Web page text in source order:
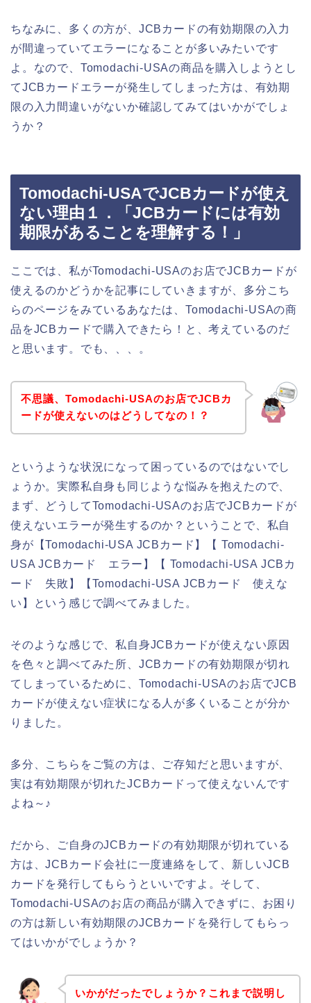
ちなみに、多くの方が、JCBカードの有効期限の入力
が間違っていてエラーになることが多いみたいです
よ。なので、Tomodachi-USAの商品を購入しようとし
てJCBカードエラーが発生してしまった方は、有効期
限の入力間違いがないか確認してみてはいかがでしょ
うか？
Tomodachi-USAでJCBカードが使え
ない理由１．「JCBカードには有効
期限があることを理解する！」
ここでは、私がTomodachi-USAのお店でJCBカードが
使えるのかどうかを記事にしていきますが、多分こち
らのページをみているあなたは、Tomodachi-USAの商
品をJCBカードで購入できたら！と、考えているのだ
と思います。でも、、、。
不思議、Tomodachi-USAのお店でJCBカ
ードが使えないのはどうしてなの！？
というような状況になって困っているのではないでし
ょうか。実際私自身も同じような悩みを抱えたので、
まず、どうしてTomodachi-USAのお店でJCBカードが
使えないエラーが発生するのか？ということで、私自
身が【Tomodachi-USA JCBカード】【 Tomodachi-
USA JCBカード エラー】【 Tomodachi-USA JCBカ
ード 失敗】【Tomodachi-USA JCBカード 使えな
い】という感じで調べてみました。
そのような感じで、私自身JCBカードが使えない原因
を色々と調べてみた所、JCBカードの有効期限が切れ
てしまっているために、Tomodachi-USAのお店でJCB
カードが使えない症状になる人が多くいることが分か
りました。
多分、こちらをご覧の方は、ご存知だと思いますが、
実は有効期限が切れたJCBカードって使えないんです
よね～♪
だから、ご自身のJCBカードの有効期限が切れている
方は、JCBカード会社に一度連絡をして、新しいJCB
カードを発行してもらうといいですよ。そして、
Tomodachi-USAのお店の商品が購入できずに、お困り
の方は新しい有効期限のJCBカードを発行してもらっ
てはいかがでしょうか？
いかがだったでしょうか？これまで説明し